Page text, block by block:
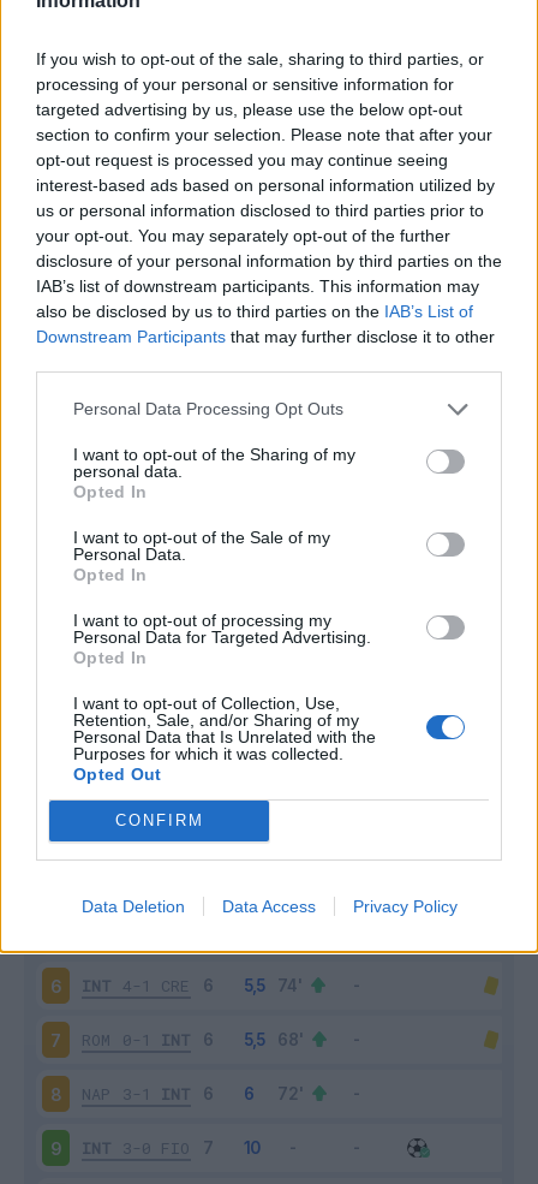
If you wish to opt-out of the sale, sharing to third parties, or
processing of your personal or sensitive information for
targeted advertising by us, please use the below opt-out
section to confirm your selection. Please note that after your
opt-out request is processed you may continue seeing
interest-based ads based on personal information utilized by
us or personal information disclosed to third parties prior to
your opt-out. You may separately opt-out of the further
disclosure of your personal information by third parties on the
IAB’s list of downstream participants. This information may
also be disclosed by us to third parties on the IAB’s List of
Downstream Participants that may further disclose it to other
Personal Data Processing Opt Outs
I want to opt-out of the Sharing of my
personal data.
Opted In
I want to opt-out of the Sale of my
Personal Data.
Opted In
I want to opt-out of processing my
Personal Data for Targeted Advertising.
Opted In
I want to opt-out of Collection, Use,
Retention, Sale, and/or Sharing of my
Personal Data that Is Unrelated with the
Purposes for which it was collected.
Opted Out
CONFIRM
Data Deletion Data Access Privacy Policy
Classic Mantra
Riepilogo stagione
Titolare 21 - 55
Entrato 13 - 34%
Squalificato 0 - 0%
Infortunato 0 - 0%
Scarica riepilogo
stagionale
INT 5-0 TOR
INT 1-2
4-3 INT
6 INT 4-1 CRE
7 ROM 0-1 INT
8 NAP 3-1 INT
9 INT 3-0 FIO